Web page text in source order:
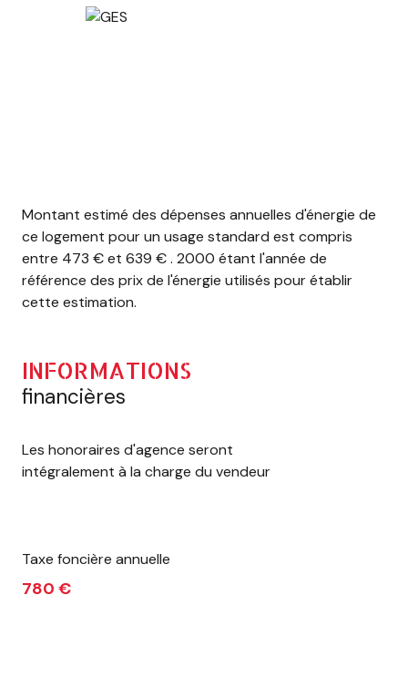
Montant estimé des dépenses annuelles d'énergie de
ce logement pour un usage standard est compris
entre 473 € et 639 € . 2000 étant l'année de
référence des prix de l'énergie utilisés pour établir
cette estimation.
INFORMATIONS
financières
Les honoraires d'agence seront
intégralement à la charge du vendeur
Taxe foncière annuelle
780 €